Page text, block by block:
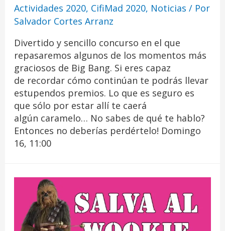
Actividades 2020, CifiMad 2020, Noticias / Por
Salvador Cortes Arranz
Divertido y sencillo concurso en el que
repasaremos algunos de los momentos más
graciosos de Big Bang. Si eres capaz
de recordar cómo continúan te podrás llevar
estupendos premios. Lo que es seguro es
que sólo por estar allí te caerá
algún caramelo… No sabes de qué te hablo?
Entonces no deberías perdértelo! Domingo
16, 11:00